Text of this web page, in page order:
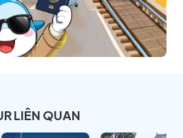
LIÊN QUAN